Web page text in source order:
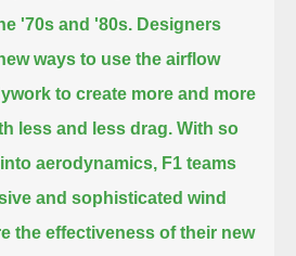
'70s and '80s. Designers
ways to use the airflow
to create more and more
less and less drag. With so
aerodynamics, F1 teams
and sophisticated wind
the effectiveness of their new